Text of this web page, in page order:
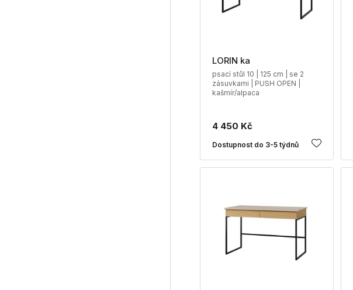
LORIN ka
psací stůl 10 | 125 cm | se 2
zásuvkami | PUSH OPEN |
kašmír/alpaca
4 450 Kč
Dostupnost do 3-5 týdnů